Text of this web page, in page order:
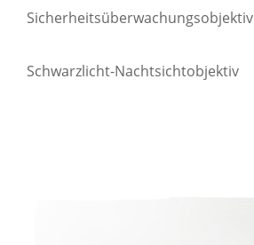
Sicherheitsüberwachungsobjektiv
Schwarzlicht-Nachtsichtobjektiv